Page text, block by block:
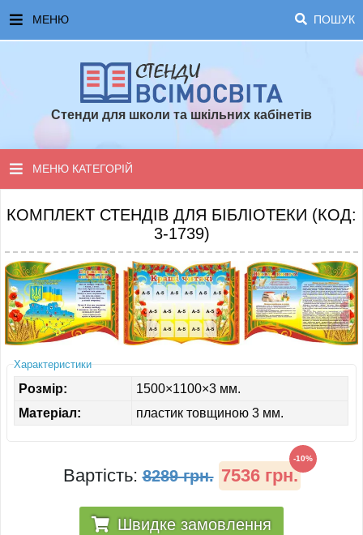
МЕНЮ ПОШУК
ЧАСТІ ЗАПИТАННЯ ТА ВІДПОВІДІ
ТОПОВІ ПРОПОЗИЦІЇ
Стенди для школи та шкільних кабінетів
МЕНЮ КАТЕГОРІЙ
СТЕНДИ ДЛЯ НУШ
СТЕНДИ ДЛЯ ПОЧАТКОВОЇ ШКОЛИ
СТЕНДИ ДЛЯ КАБІНЕТІВ
СТЕНДИ ДЛЯ ШКОЛИ
ІНШЕ
КОМПЛЕКТ СТЕНДІВ ДЛЯ БІБЛІОТЕКИ (КОД:
3-1739)
Характеристики
Розмір:
1500×1100×3 мм.
Матеріал:
пластик товщиною 3 мм.
Вартість: 8289 грн. 7536 грн.
-10%
Швидке замовлення